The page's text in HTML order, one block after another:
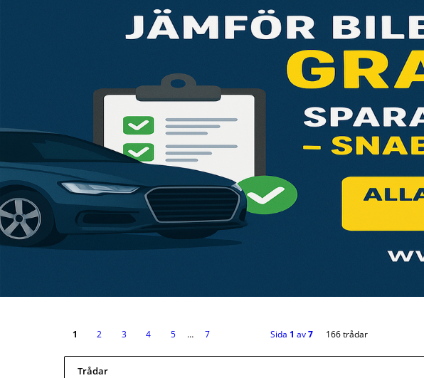
1 2 3 4 5 … 7 Sida 1 av7 166 trådar
Trådar